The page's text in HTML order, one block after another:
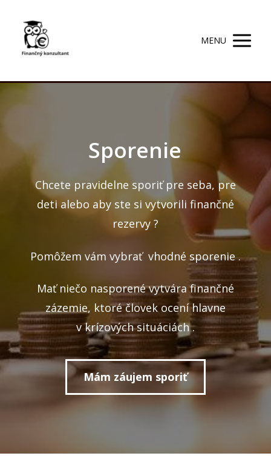
MENU
Sporenie
Chcete pravidelne sporiť pre seba, pre
deti alebo aby ste si vytvorili finančné
rezervy ?
Pomôžem vám vybrať vhodné sporenie .
Mať niečo nasporené vytvára finančné
zázemie, ktoré človek ocení hlavne
v krízových situáciách .
Mám záujem sporiť